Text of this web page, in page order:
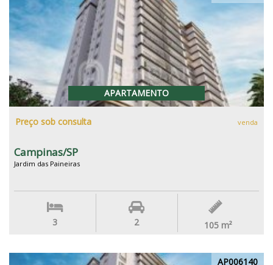
APARTAMENTO
Preço sob consulta venda
Campinas/SP
Jardim das Paineiras
3 2 105 m²
AP006140